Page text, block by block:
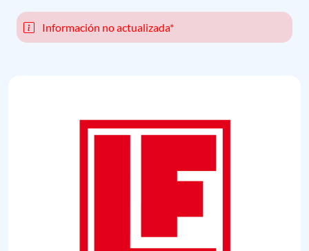
Información no actualizada*